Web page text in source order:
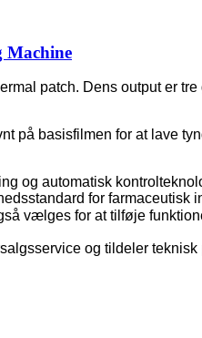
Machine
patch. Dens output er
på basisfilmen for at lave
og automatisk
for
vælges for at tilføje
og tildeler